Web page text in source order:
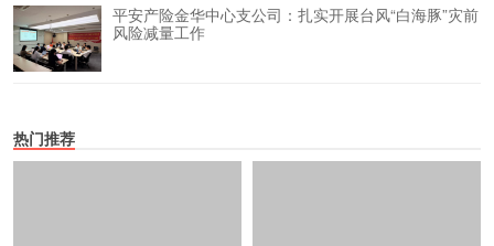
平安产险金华中心支公司：扎实开展台风“白海豚”灾前
风险减量工作
热门推荐